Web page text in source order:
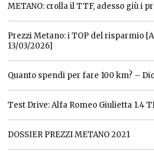
METANO: crolla il TTF, adesso giù i
Prezzi Metano: i TOP del risparmio
13/03/2026]
Quanto spendi per fare 100 km? –
Test Drive: Alfa Romeo Giulietta 1.4
DOSSIER PREZZI METANO 2021